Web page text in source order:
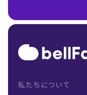
私たちについて